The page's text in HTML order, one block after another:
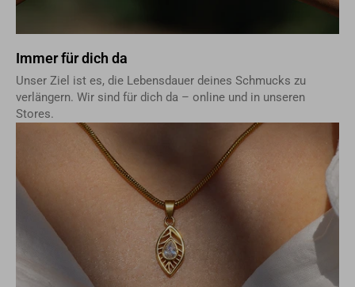
Immer für dich da
Unser Ziel ist es, die Lebensdauer deines Schmucks zu
verlängern. Wir sind für dich da – online und in unseren
Stores.